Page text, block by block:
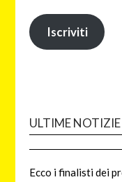
Iscriviti
ULTIME NOTIZIE
Ecco i finalisti dei